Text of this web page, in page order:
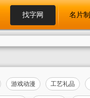
找字网 名片
游戏动漫 工艺礼品